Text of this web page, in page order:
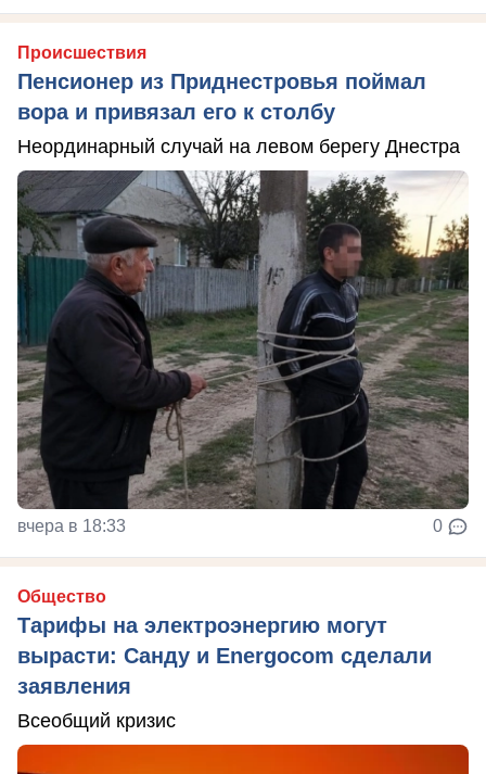
Происшествия
Пенсионер из Приднестровья поймал
вора и привязал его к столбу
Неординарный случай на левом берегу Днестра
вчера в 18:33 0
Общество
Тарифы на электроэнергию могут
вырасти: Санду и Energocom сделали
заявления
Всеобщий кризис